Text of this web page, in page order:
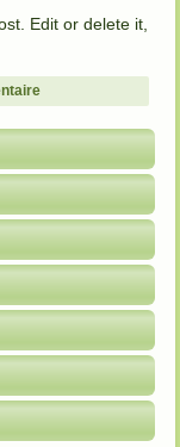
Edit or delete it,